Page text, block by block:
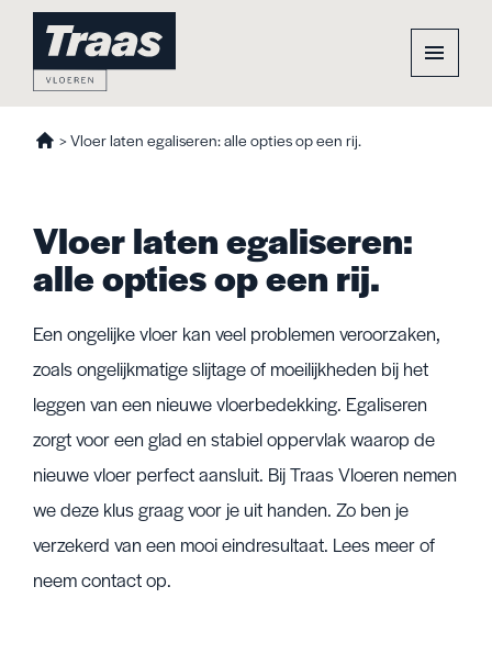
> Vloer laten egaliseren: alle opties op een rij.
Vloer laten egaliseren:
alle opties op een rij.
Een ongelijke vloer kan veel problemen veroorzaken,
zoals ongelijkmatige slijtage of moeilijkheden bij het
leggen van een nieuwe vloerbedekking. Egaliseren
zorgt voor een glad en stabiel oppervlak waarop de
nieuwe vloer perfect aansluit. Bij Traas Vloeren nemen
we deze klus graag voor je uit handen. Zo ben je
verzekerd van een mooi eindresultaat. Lees meer of
neem contact op.